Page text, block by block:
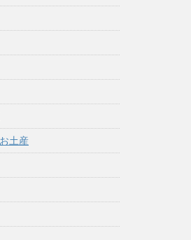
土産